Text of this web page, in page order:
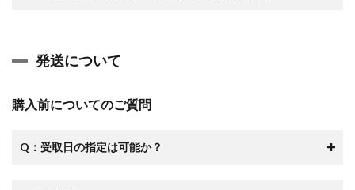
発送について
購入前についてのご質問
Q：受取日の指定は可能か？